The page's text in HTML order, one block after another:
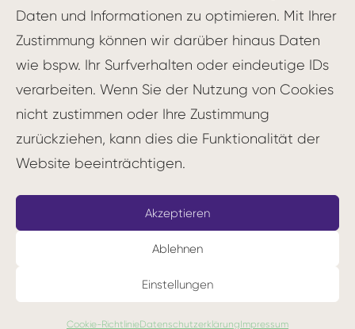
Daten und Informationen zu optimieren. Mit Ihrer
Zustimmung können wir darüber hinaus Daten
wie bspw. Ihr Surfverhalten oder eindeutige IDs
verarbeiten. Wenn Sie der Nutzung von Cookies
nicht zustimmen oder Ihre Zustimmung
zurückziehen, kann dies die Funktionalität der
Website beeinträchtigen.
Akzeptieren
Ablehnen
Einstellungen
Cookie-RichtlinieDatenschutzerklärungImpressum
Dabei sollte der Fokus auf Bereichen
mit hohem Verbesserungspotenzial
liegen.
Bildung eines cross-funktionalen Teams:
Für die Durchführung eines Value
Stream Mappings ist es wichtig,
Mitarbeiter aus allen beteiligten
einzubeziehen. So entsteht ein
ganzheitliches Bild des Prozesses.
Erfassung des Ist-Zustands: In diesem
Schritt wird der aktuelle Prozess
detailliert aufgenommen. Dazu werden